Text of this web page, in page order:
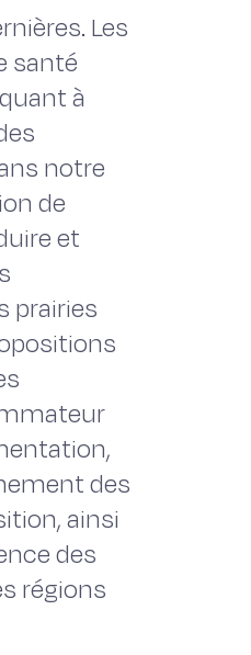
Les
santé
à
notre
de
et
prairies
des
ainsi
des
régions